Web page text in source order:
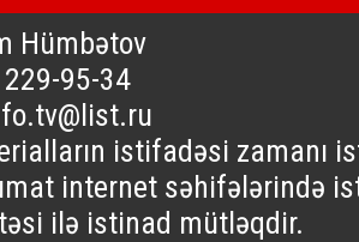
Hümbətov
95-34
istifadəsi zamanı
internet səhifələrində
ilə istinad mütləqdir.